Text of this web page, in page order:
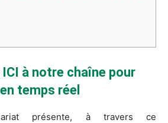
à notre chaîne pour
temps réel
présente, à travers ce